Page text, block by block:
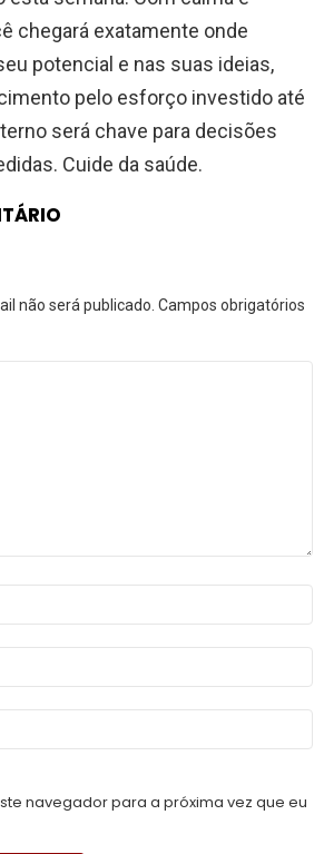
chegará exatamente onde
potencial e nas suas ideias,
pelo esforço investido até
será chave para decisões
Cuide da saúde.
não será publicado. Campos obrigatórios
navegador para a próxima vez que eu